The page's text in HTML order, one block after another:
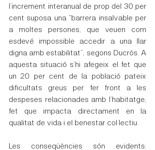
l’increment interanual de prop del 30 per
cent suposa una “barrera insalvable per
a moltes persones, que veuen com
esdevé impossible accedir a una llar
digna amb estabilitat”, segons Ducrós. A
aquesta situació s’hi afegeix el fet que
un 20 per cent de la població pateix
dificultats greus per fer front a les
despeses relacionades amb l’habitatge,
fet que impacta directament en la
qualitat de vida i el benestar col·lectiu.
Les conseqüències són evidents: